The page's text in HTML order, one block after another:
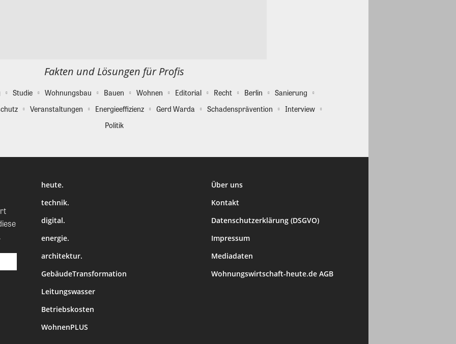
Fakten und Lösungen für Profis
Studie Wohnungsbau Bauen Wohnen Editorial Recht Berlin
Sanierung
Veranstaltungen Energieeffizienz Gerd Warda Schadensprävention
Interview
Politik
heute.
technik.
digital.
energie.
architektur.
GebäudeTransformation
Leitungswasser
Betriebskosten
WohnenPLUS
Über uns
Kontakt
Datenschutzerklärung (DSGVO)
Impressum
Mediadaten
Wohnungswirtschaft-heute.de AGB